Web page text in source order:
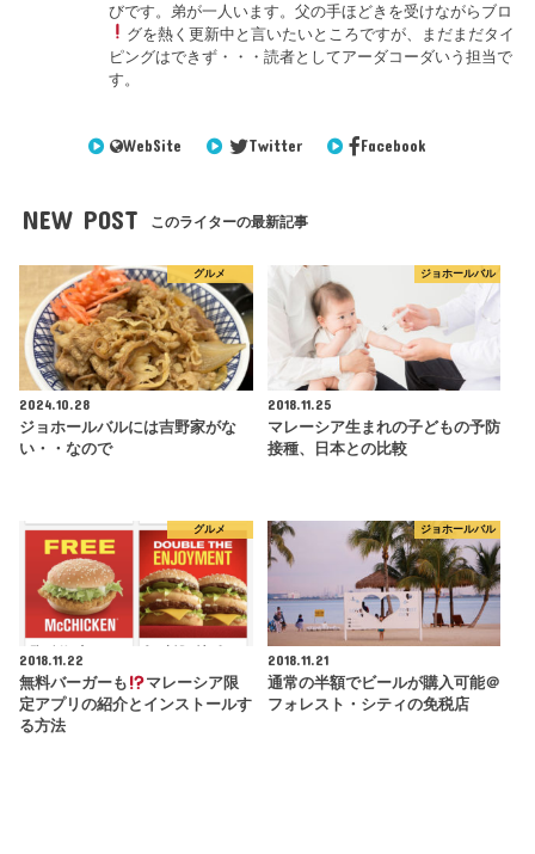
びです。弟が一人います。父の手ほどきを受けながらブロ
グを熱く更新中 と言いたいところですが、まだまだタイ
ピングはできず・・・読者としてアーダコーダいう担当で
す。
WebSite Twitter Facebook
NEW POST このライターの最新記事
グルメ
2024.10.28
ジョホールバルには吉野家がな
い・・なので
ジョホールバル
2018.11.25
マレーシア生まれの子どもの予防
接種、日本との比較
グルメ
2018.11.22
無料バーガーも
マレーシア限
定アプリの紹介とインストールす
る方法
ジョホールバル
2018.11.21
通常の半額でビールが購入可能＠
フォレスト・シティの免税店